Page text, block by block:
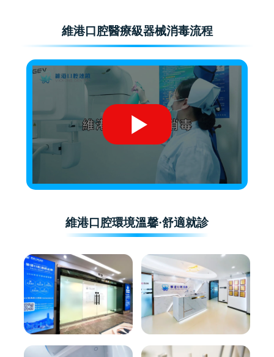
維港口腔醫療級器械消毒流程
維港口腔環境溫馨·舒適就診